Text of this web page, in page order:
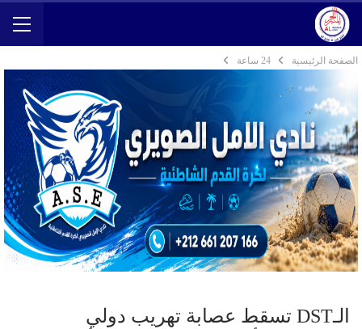
الصفحة الرئيسية 24 ساعة
الـDST تسقط عصابة تهريب دولي